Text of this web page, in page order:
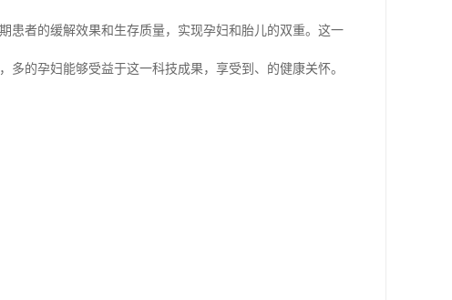
患者的缓解效果和生存质量，实现孕妇和胎儿的双重。这一
的孕妇能够受益于这一科技成果，享受到、的健康关怀。